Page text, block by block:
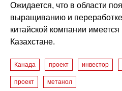
Ожидается, что в области
выращиванию и
китайской компании имеется
Казахстане.
Канада проект инвестор
проект метанол